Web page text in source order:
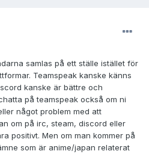
samlas på ett ställe istället för
Teamspeak kanske känns
kanske är bättre och
på teamspeak också om ni
något problem med att
om på irc, steam, discord eller
positivt. Men om man kommer på
som är anime/japan relaterat